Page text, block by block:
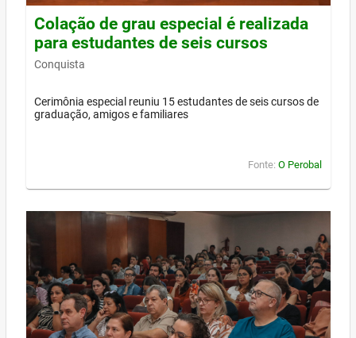
Colação de grau especial é realizada
para estudantes de seis cursos
Conquista
Cerimônia especial reuniu 15 estudantes de seis cursos de
graduação, amigos e familiares
Fonte: O Perobal